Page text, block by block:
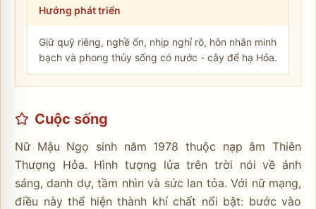
Hướng phát triển
Giữ quỹ riêng, nghề ổn, nhịp nghỉ rõ, hôn nhân minh
bạch và phong thủy sống có nước - cây để hạ Hỏa.
Cuộc sống
Nữ Mậu Ngọ sinh năm 1978 thuộc nạp âm Thiên
Thượng Hỏa. Hình tượng lửa trên trời nói về ánh
sáng, danh dự, tầm nhìn và sức lan tỏa. Với nữ mạng,
điều này thể hiện thành khí chất nổi bật: bước vào